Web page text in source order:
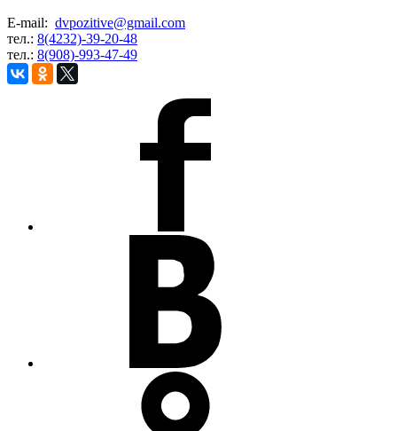
E-mail: dvpozitive@gmail.com
тел.: 8(4232)-39-20-48
тел.: 8(908)-993-47-49